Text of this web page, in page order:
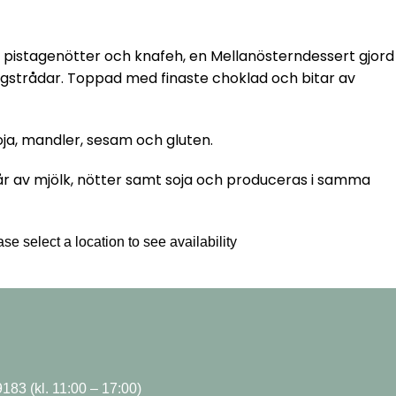
och knafeh, en Mellanösterndessert gjord
Toppad med finaste choklad och bitar av
mandler, sesam och gluten.
av mjölk, nötter samt soja och produceras i samma
select a location to see availability
(kl. 11:00 – 17:00)